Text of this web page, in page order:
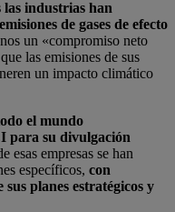
las industrias han
de gases de efecto
un «compromiso neto
las emisiones de sus
un impacto climático
el mundo
para su divulgación
esas empresas se han
específicos, con
planes estratégicos y